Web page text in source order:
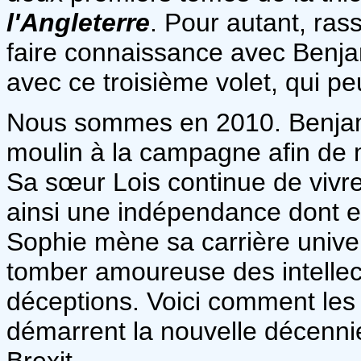
l'Angleterre. Pour autant,
faire connaissance avec
avec ce troisième volet, qui
Nous sommes en 2010.
moulin à la campagne afin
Sa sœur Lois continue de
ainsi une indépendance dont
Sophie mène sa carrière
tomber amoureuse des
déceptions. Voici comment
démarrent la nouvelle